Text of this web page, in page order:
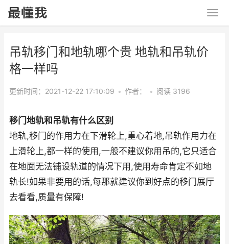
吊轨移门和地轨哪个贵 地轨和吊轨价
格一样吗
更新时间：2021-12-22 17:10:09 • 作者： • 阅读 3196
移门地轨和吊轨有什么区别
地轨,移门的作用力在下滑轮上,重心着地,吊轨作用力在
上滑轮上,都一样的使用,一般不建议你用吊的,它只适合
在地面无法铺设轨道的情况下用,使用寿命肯定不如地
轨长!如果非要用的话,每那就建议你到好点的移门展厅
去看看,质量有保障!